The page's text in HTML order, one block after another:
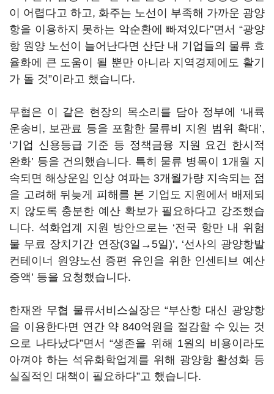
이 어렵다고 하고, 화주는 노선이 부족해 가까운 광양
항을 이용하지 못하는 악순환에 빠져있다”면서“광양
항 원양 노선이 늘어난다면 산단 내 기업들의 물류 효
율화에 큰 도움이 될 뿐만 아니라 지역경제에도 활기
가 돌 것”이라고 했습니다.
무협은 이 같은 현장의 목소리를 담아 정부에 ‘내륙
운송비 , 보관료 등을 포함한 물류비 지원 범위 확대 ’,
‘기업 신용등급 기준 등 정책금융 지원 요건 한시적
완화’ 등을 건의했습니다. 특히 물류 병목이 1개월 지
속되면 해상운임 인상 여파는 3개월가량 지속되는 점
을 고려해 뒤늦게 피해를 본 기업도 지원에서 배제되
지 않도록 충분한 예산 확보가 필요하다고 강조했습
니다. 석화업계 지원 방안으로는 ‘전국 항만 내 위험
물 무료 장치기간 연장(3일 →5일)’, ‘선사의 광양항발
컨테이너 원양노선 증편 유인을 위한 인센티브 예산
증액’ 등을 요청했습니다.
한재완 무협 물류서비스실장은“부산항 대신 광양항
을 이용한다면 연간 약 840억원을 절감할 수 있는 것
으로 나타났다”면서“생존을 위해 1원의 비용이라도
아껴야 하는 석유화학업계를 위해 광양항 활성화 등
실질적인 대책이 필요하다”고 했습니다.